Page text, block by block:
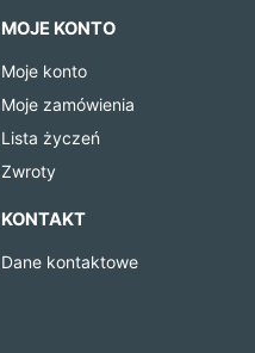
MOJE KONTO
Moje konto
Moje zamówienia
Lista życzeń
Zwroty
KONTAKT
Dane kontaktowe